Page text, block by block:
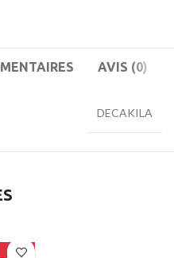
AVIS (0)
DECAKILA
-33%